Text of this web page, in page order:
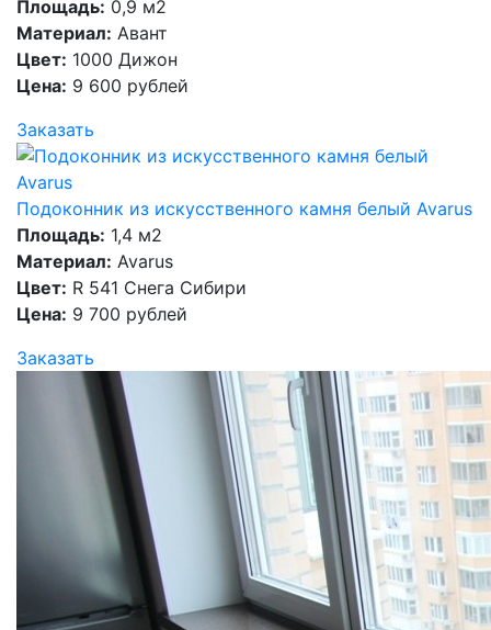
Площадь: 0,9 м2
Материал: Авант
Цвет: 1000 Дижон
Цена: 9 600 рублей
Заказать
Подоконник из искусственного камня белый Avarus
Площадь: 1,4 м2
Материал: Avarus
Цвет: R 541 Снега Сибири
Цена: 9 700 рублей
Заказать